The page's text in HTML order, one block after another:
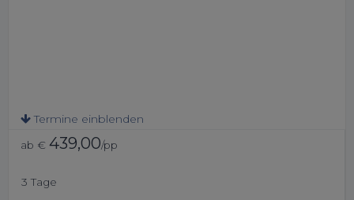
Termine einblenden
ab € 439,00/pp
3 Tage